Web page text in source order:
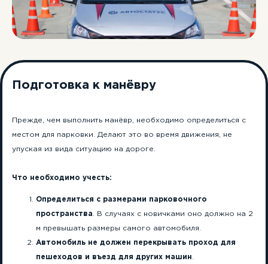
Подготовка к манёвру
Прежде, чем выполнить манёвр, необходимо определиться с
местом для парковки. Делают это во время движения, не
упуская из вида ситуацию на дороге.
Что необходимо учесть:
Определиться с размерами парковочного
пространства . В случаях с новичками оно должно на 2
м превышать размеры самого автомобиля.
Автомобиль не должен перекрывать проход для
пешеходов и въезд для других машин